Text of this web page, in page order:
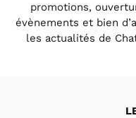
850 tissus et 250 cuirs
PAR MATIÈRE
Chaises
Coussins
promotions,
évènements et bien
les actualités de